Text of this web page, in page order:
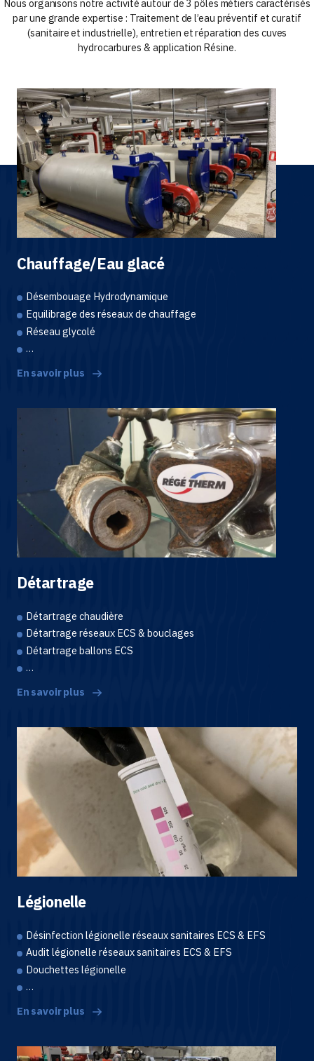
Nous organisons notre activité autour de 3 pôles métiers caractérisés
par une grande expertise : Traitement de l’eau préventif et curatif
(sanitaire et industrielle), entretien et réparation des cuves
hydrocarbures & application Résine.
Chauffage/Eau glacé
Désembouage Hydrodynamique
Equilibrage des réseaux de chauffage
Réseau glycolé
…
En savoir plus
Détartrage
Détartrage chaudière
Détartrage réseaux ECS & bouclages
Détartrage ballons ECS
…
En savoir plus
Légionelle
Désinfection légionelle réseaux sanitaires ECS & EFS
Audit légionelle réseaux sanitaires ECS & EFS
Douchettes légionelle
…
En savoir plus